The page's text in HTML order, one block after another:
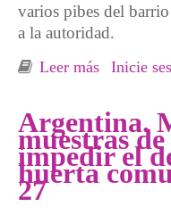
varios pibes del
a la autoridad.
Leer más sobre
Inicie
Argentina.
muestras
impedir el
huerta
27